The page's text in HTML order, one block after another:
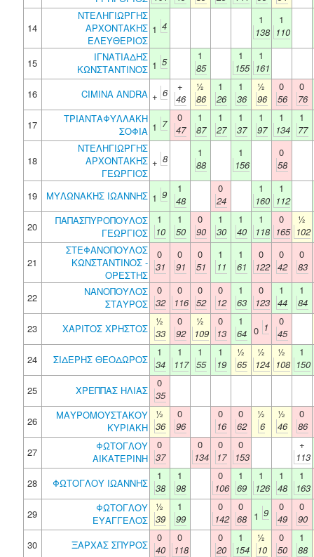
14
ΝΤΕΛΗΓΙΩΡΓΗΣ
ΑΡΧΟΝΤΑΚΗΣ
ΕΛΕΥΘΕΡΙΟΣ
1 4
1
138
1
110
15
ΙΓΝΑΤΙΑΔΗΣ
ΚΩΝΣΤΑΝΤΙΝΟΣ 1 5
1
85
1
155
1
161
16
CIMINA ANDRA + 6
+
46
½
86
1
26
1
36
½
96
0
56
0
76
17
ΤΡΙΑΝΤΑΦΥΛΛΑΚΗ
ΣΟΦΙΑ 1 7
0
47
1
87
1
27
1
37
1
97
1
134
1
77
18
ΝΤΕΛΗΓΙΩΡΓΗΣ
ΑΡΧΟΝΤΑΚΗΣ
ΓΕΩΡΓΙΟΣ
+ 8
1
88
1
156
0
58
19 ΜΥΛΩΝΑΚΗΣ ΙΩΑΝΝΗΣ 1 9
1
48
0
24
1
160
1
112
20
ΠΑΠΑΣΠΥΡΟΠΟΥΛΟΣ
ΓΕΩΡΓΙΟΣ
1
10
1
50
0
90
1
30
1
40
1
118
0
165
½
102
21
ΣΤΕΦΑΝΟΠΟΥΛΟΣ
ΚΩΝΣΤΑΝΤΙΝΟΣ -
ΟΡΕΣΤΗΣ
0
31
0
91
0
51
1
11
1
61
0
122
0
42
0
83
22
ΝΑΝΟΠΟΥΛΟΣ
ΣΤΑΥΡΟΣ
0
32
0
116
0
52
0
12
1
63
0
123
1
44
1
84
23
ΧΑΡΙΤΟΣ ΧΡΗΣΤΟΣ
½
33
0
92
½
109
0
13
1
64 0 1
0
45
24
ΣΙΔΕΡΗΣ ΘΕΟΔΩΡΟΣ
1
34
1
117
1
55
1
19
½
65
½
124
½
108
1
150
25
ΧΡΕΠΠΑΣ ΗΛΙΑΣ
0
35
26
ΜΑΥΡΟΜΟΥΣΤΑΚΟΥ
ΚΥΡΙΑΚΗ
½
36
0
96
0
16
0
62
½
6
½
46
0
86
27
ΦΩΤΟΓΛΟΥ
ΑΙΚΑΤΕΡΙΝΗ
0
37
0
134
0
17
0
153
+
113
28
ΦΩΤΟΓΛΟΥ ΙΩΑΝΝΗΣ
1
38
1
98
0
106
1
69
1
126
1
48
1
163
29
ΦΩΤΟΓΛΟΥ
ΕΥΑΓΓΕΛΟΣ
½
39
1
99
0
142
0
68 1 9
0
49
0
90
30
ΞΑΡΧΑΣ ΣΠΥΡΟΣ
0
40
0
118
0
20
1
154
½
10
0
50
1
88